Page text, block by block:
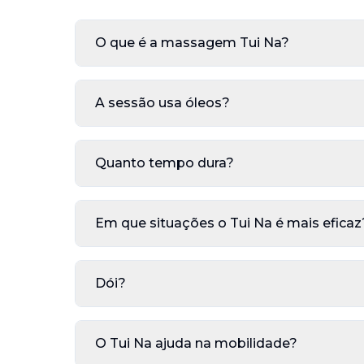
O que é a massagem Tui Na?
A sessão usa óleos?
Quanto tempo dura?
Em que situações o Tui Na é mais
Dói?
O Tui Na ajuda na mobilidade?